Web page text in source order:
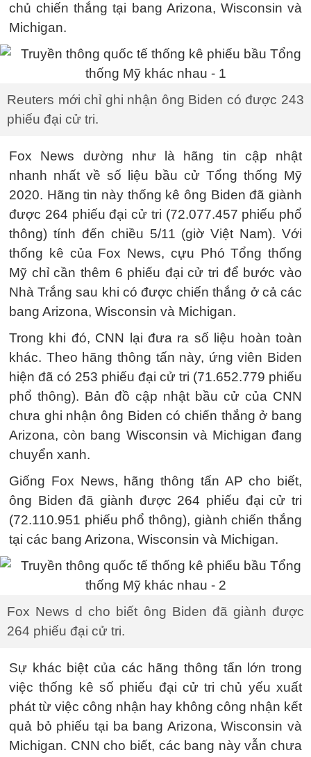
chủ chiến thắng tại bang Arizona, Wisconsin và
Michigan.
Reuters mới chỉ ghi nhận ông Biden có được 243
phiếu đại cử tri.
Fox News dường như là hãng tin cập nhật
nhanh nhất về số liệu bầu cử Tổng thống Mỹ
2020. Hãng tin này thống kê ông Biden đã giành
được 264 phiếu đại cử tri (72.077.457 phiếu phổ
thông) tính đến chiều 5/11 (giờ Việt Nam). Với
thống kê của Fox News, cựu Phó Tổng thống
Mỹ chỉ cần thêm 6 phiếu đại cử tri để bước vào
Nhà Trắng sau khi có được chiến thắng ở cả các
bang Arizona, Wisconsin và Michigan.
Trong khi đó, CNN lại đưa ra số liệu hoàn toàn
khác. Theo hãng thông tấn này, ứng viên Biden
hiện đã có 253 phiếu đại cử tri (71.652.779 phiếu
phổ thông). Bản đồ cập nhật bầu cử của CNN
chưa ghi nhận ông Biden có chiến thắng ở bang
Arizona, còn bang Wisconsin và Michigan đang
chuyển xanh.
Giống Fox News, hãng thông tấn AP cho biết,
ông Biden đã giành được 264 phiếu đại cử tri
(72.110.951 phiếu phổ thông), giành chiến thắng
tại các bang Arizona, Wisconsin và Michigan.
Fox News d cho biết ông Biden đã giành được
264 phiếu đại cử tri.
Sự khác biệt của các hãng thông tấn lớn trong
việc thống kê số phiếu đại cử tri chủ yếu xuất
phát từ việc công nhận hay không công nhận kết
quả bỏ phiếu tại ba bang Arizona, Wisconsin và
Michigan. CNN cho biết, các bang này vẫn chưa